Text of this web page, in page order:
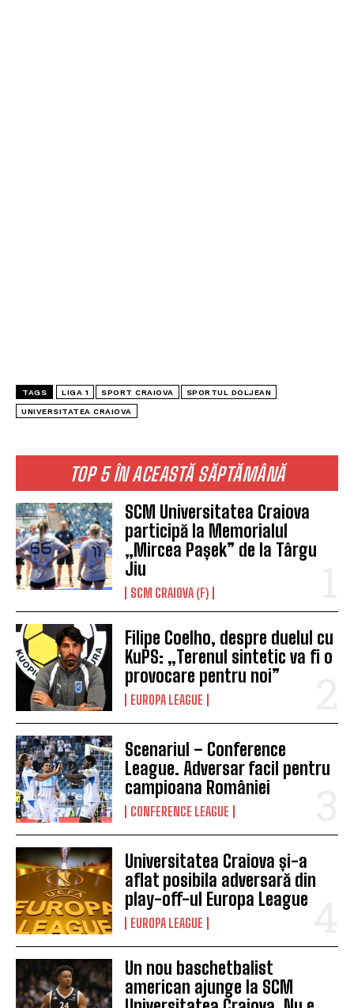
TOP 5 ÎN ACEASTĂ SĂPTĂMÂNĂ
SCM Universitatea Craiova
participă la Memorialul
„Mircea Pașek” de la Târgu
Jiu
SCM CRAIOVA (F)
Filipe Coelho, despre duelul cu
KuPS: „Terenul sintetic va fi o
provocare pentru noi”
EUROPA LEAGUE
Scenariul – Conference
League. Adversar facil pentru
campioana României
CONFERENCE LEAGUE
Universitatea Craiova și-a
aflat posibila adversară din
play-off-ul Europa League
EUROPA LEAGUE
Un nou baschetbalist
american ajunge la SCM
TAGS LIGA 1 SPORT CRAIOVA SPORTUL DOLJEAN
UNIVERSITATEA CRAIOVA